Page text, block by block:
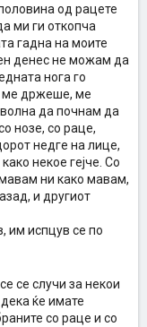
од рацете
ми ги откопча
гадна на моите
денес не можам да
нога го
ме држеше, ме
да почнам да
нозе, со раце,
недге на лице,
некое гејче. Со
мавам ни како мавам,
и другиот
им испцув се по
се случи за некои
ќе имате
со раце и со